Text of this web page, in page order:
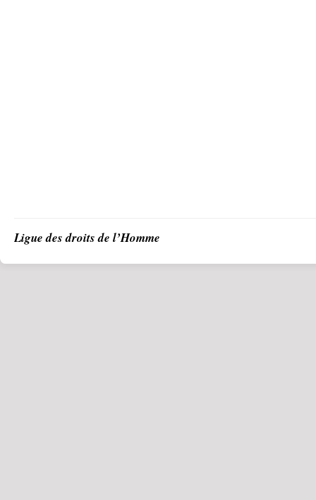
Ligue des droits de l’Homme